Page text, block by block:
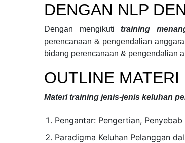
DENGAN NLP
Dengan mengikuti training
perencanaan & pengendalian
bidang perencanaan & pengendalian
OUTLINE MATERI
Materitraining jenis-jenis keluhan
Pengantar: Pengertian,
Paradigma Keluhan Pelanggan